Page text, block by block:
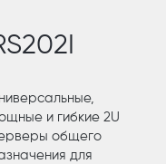
и гибкие 2U
общего
для